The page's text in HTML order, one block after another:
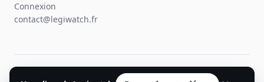
Connexion
contact@legiwatch.fr